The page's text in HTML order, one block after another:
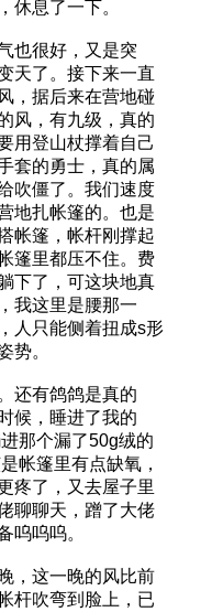
休息了一下。
也很好，又是突
天了。接下来一直
，据后来在营地碰
风，有九级，真的
用登山杖撑着自己
套的勇士，真的属
吹僵了。我们速度
地扎帐篷的。也是
帐篷，帐杆刚撑起
篷里都压不住。费
下了，可这块地真
我这里是腰那一
人只能侧着扭成s形
势。
还有鸽鸽是真的
候，睡进了我的
那个漏了50g绒的
帐篷里有点缺氧，
疼了，又去屋子里
聊聊天，蹭了大佬
呜呜呜。
，这一晚的风比前
杆吹弯到脸上，已